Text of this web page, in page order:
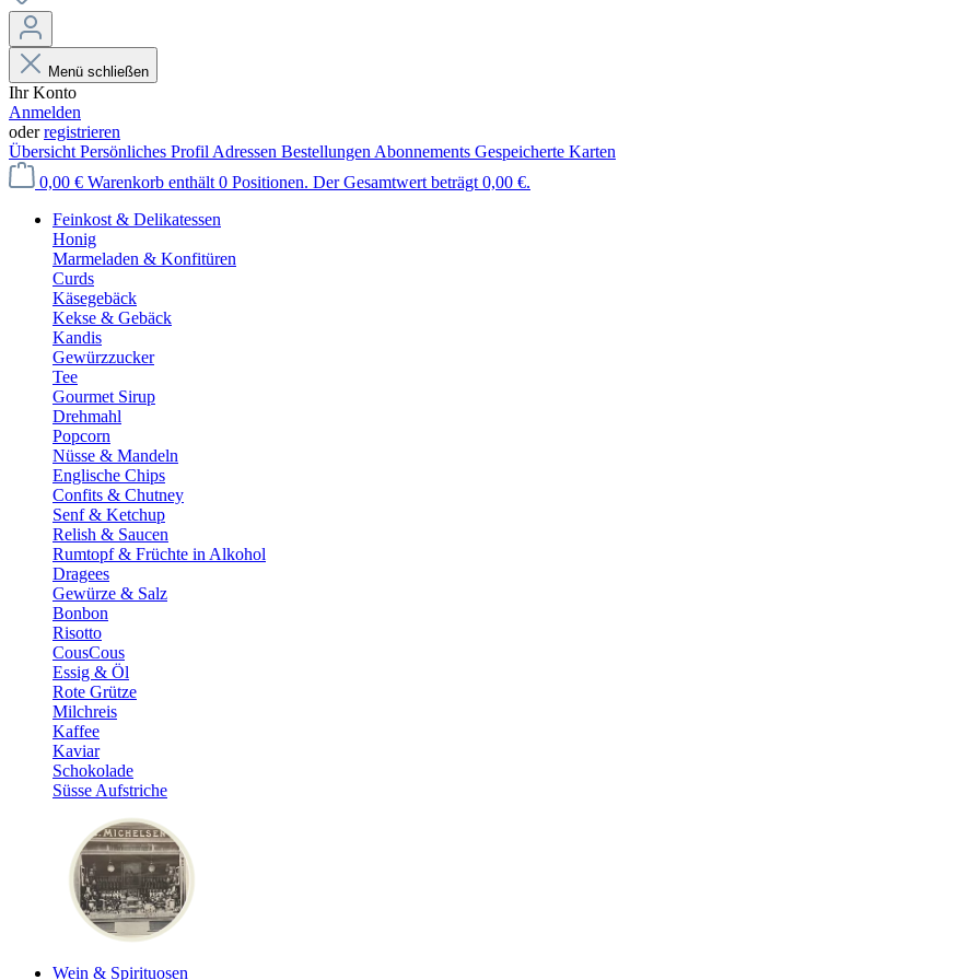
Menü schließen
Ihr Konto
Anmelden
oderregistrieren
Übersicht Persönliches Profil Adressen Bestellungen Abonnements Gespeicherte Karten
0,00 € Warenkorb enthält 0 Positionen. Der Gesamtwert beträgt 0,00 €.
Feinkost & Delikatessen
Honig
Marmeladen & Konfitüren
Curds
Käsegebäck
Kekse & Gebäck
Kandis
Gewürzzucker
Tee
Gourmet Sirup
Drehmahl
Popcorn
Nüsse & Mandeln
Englische Chips
Confits & Chutney
Senf & Ketchup
Relish & Saucen
Rumtopf & Früchte in Alkohol
Dragees
Gewürze & Salz
Bonbon
Risotto
CousCous
Essig & Öl
Rote Grütze
Milchreis
Kaffee
Kaviar
Schokolade
Süsse Aufstriche
Wein & Spirituosen